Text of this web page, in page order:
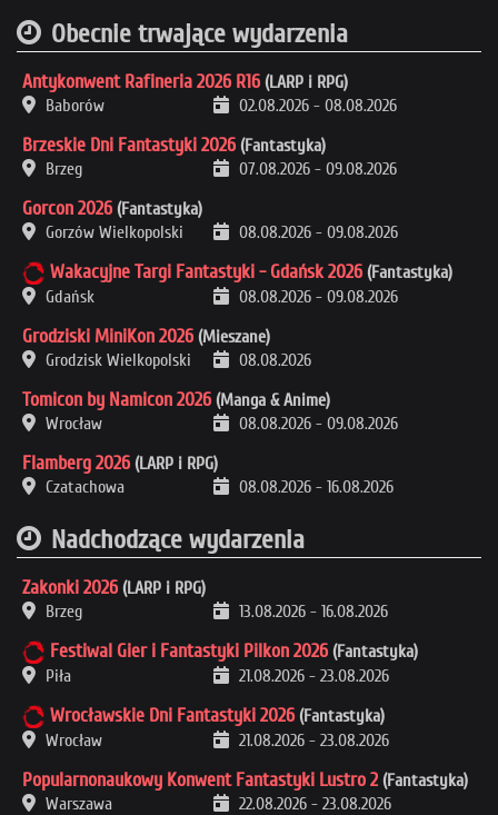
Obecnie trwające wydarzenia
Antykonwent Rafineria 2026 R16 (LARP i RPG)
Baborów
02.08.2026 - 08.08.2026
Brzeskie Dni Fantastyki 2026 (Fantastyka)
Brzeg
07.08.2026 - 09.08.2026
Gorcon 2026 (Fantastyka)
Gorzów Wielkopolski
08.08.2026 - 09.08.2026
Wakacyjne Targi Fantastyki - Gdańsk 2026 (Fantastyka)
Gdańsk
08.08.2026 - 09.08.2026
Grodziski MiniKon 2026 (Mieszane)
Grodzisk Wielkopolski
08.08.2026
Tomicon by Namicon 2026 (Manga & Anime)
Wrocław
08.08.2026 - 09.08.2026
Flamberg 2026 (LARP i RPG)
Czatachowa
08.08.2026 - 16.08.2026
Nadchodzące wydarzenia
Zakonki 2026 (LARP i RPG)
Brzeg
13.08.2026 - 16.08.2026
Festiwal Gier i Fantastyki Pilkon 2026 (Fantastyka)
Piła
21.08.2026 - 23.08.2026
Wrocławskie Dni Fantastyki 2026 (Fantastyka)
Wrocław
21.08.2026 - 23.08.2026
Popularnonaukowy Konwent Fantastyki Lustro 2 (Fantastyka)
Warszawa
22.08.2026 - 23.08.2026